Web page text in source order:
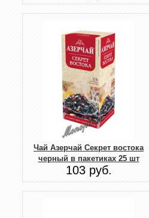
Чай Азерчай Секрет востока
черный в пакетиках 25 шт
103 руб.